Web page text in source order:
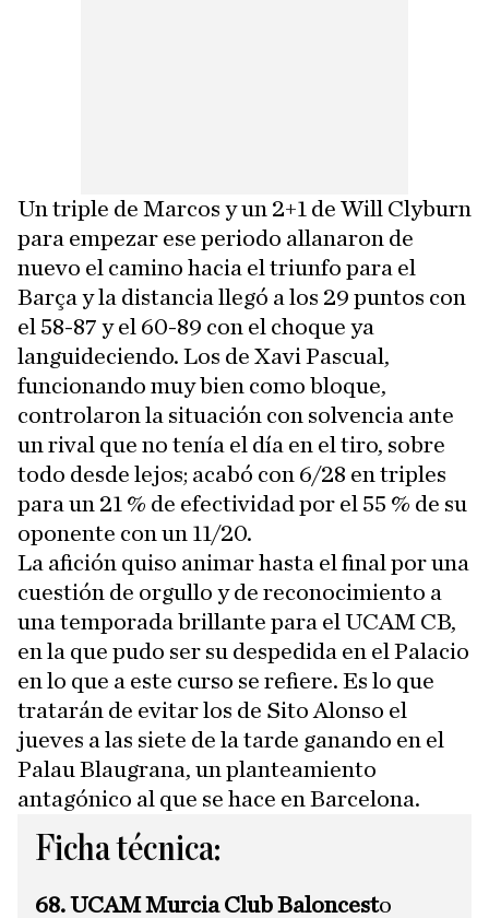
Un triple de Marcos y un 2+1 de Will Clyburn
para empezar ese periodo allanaron de
nuevo el camino hacia el triunfo para el
Barça y la distancia llegó a los 29 puntos con
el 58-87 y el 60-89 con el choque ya
languideciendo. Los de Xavi Pascual,
funcionando muy bien como bloque,
controlaron la situación con solvencia ante
un rival que no tenía el día en el tiro, sobre
todo desde lejos; acabó con 6/28 en triples
para un 21 % de efectividad por el 55 % de su
oponente con un 11/20.
La afición quiso animar hasta el final por una
cuestión de orgullo y de reconocimiento a
una temporada brillante para el UCAM CB,
en la que pudo ser su despedida en el Palacio
en lo que a este curso se refiere. Es lo que
tratarán de evitar los de Sito Alonso el
jueves a las siete de la tarde ganando en el
Palau Blaugrana, un planteamiento
antagónico al que se hace en Barcelona.
Ficha técnica:
68. UCAM Murcia Club Baloncesto